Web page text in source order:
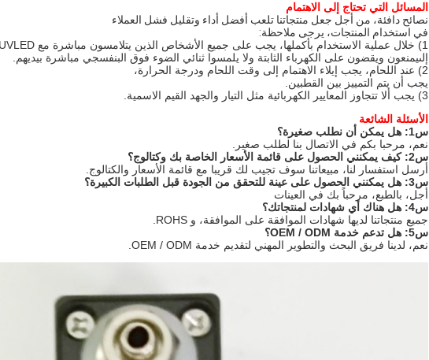
المسائل التي تحتاج إلى الاهتمام
نصائح دافئة، من أجل جعل منتجاتنا تلعب أفضل أداء وتقليل فشل العملاء
في استخدام المنتجات، يرجى ملاحظة:
1) خلال عملية الاستخدام بأكملها، يجب على جميع الأشخاص الذين يتلامسون مباشرة مع UVLED اتخاذ تدابير
إلىيمنعون ويقضون على الكهرباء الثابتة ولا يلمسوا ثنائي الضوء فوق البنفسجي مباشرة بيديهم.
2) عند اللحام، يجب إيلاء الاهتمام إلى وقت اللحام ودرجة الحرارة،
يجب أن يتم التمييز بين القطبين.
3) يجب ألا تتجاوز المعايير الكهربائية مثل التيار والجهد القيم الاسمية.
الأسئلة الشائعة
س1: هل يمكن أن نطلب صغيرة؟
نعم، مرحبا بكم في الاتصال بنا لطلب صغير.
س2: كيف يمكنني الحصول على قائمة الأسعار الخاصة بك وكتالوج؟
أرسل استفسار لنا، مبيعاتنا سوف تجيب لك قريبا مع قائمة الأسعار والكتالوج.
س3: هل يمكنني الحصول على عينة للتحقق من الجودة قبل الطلبات الكبيرة؟
أجل، بالطبع، مرحباً بك في العينات
س4: هل هناك أي شهادات لمنتجاتك؟
جميع منتجاتنا لديها شهادات الموافقة على الموافقة، و ROHS.
س5: هل تدعم خدمة OEM / ODM؟
نعم، لدينا فريق البحث والتطوير المهني لتقديم خدمة OEM / ODM.